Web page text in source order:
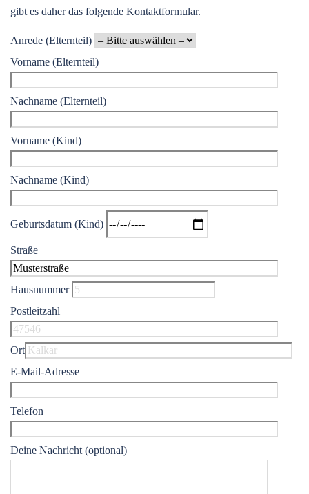
gibt es daher das folgende Kontaktformular.
Anrede (Elternteil)
Vorname (Elternteil)
Nachname (Elternteil)
Vorname (Kind)
Nachname (Kind)
Geburtsdatum (Kind)
Straße
Hausnummer
Postleitzahl
Ort
E-Mail-Adresse
Telefon
Deine Nachricht (optional)